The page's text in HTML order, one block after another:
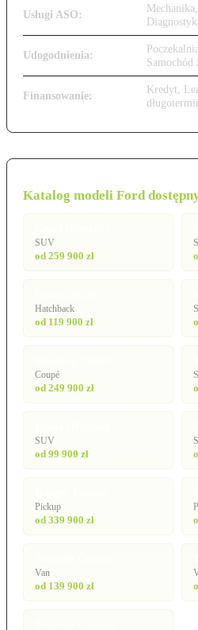
Usługi ASO:
Udogodnienia:
Samochód
Finansowanie:
Kredyt,
Katalog modeli Ford
SUV
od 259 900 zł
Hatchback
od 119 900 zł
Coupé
od 249 900 zł
SUV
od 99 900 zł
Pickup
od 339 900 zł
Van
od 139 900 zł